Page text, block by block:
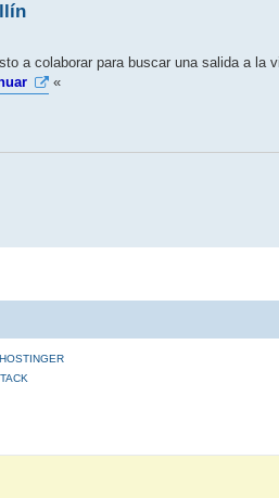
a colaborar para buscar una salida a la
«
HOSTINGER